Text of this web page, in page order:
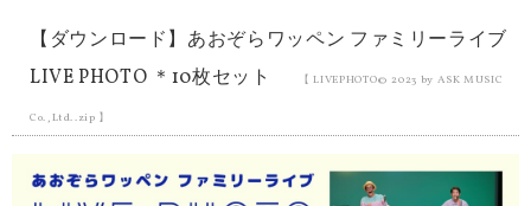
【ダウンロード】あおぞらワッペン ファミリーライブ
LIVE PHOTO ＊10枚セット
【 LIVEPHOTO©︎ 2023 by ASK MUSIC
Co.,Ltd..zip 】